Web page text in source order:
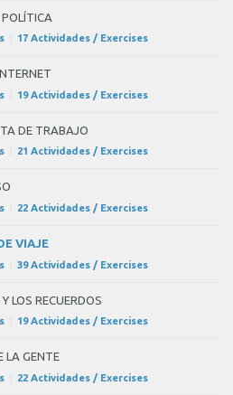
17 Actividades / Exercises
19 Actividades / Exercises
DE TRABAJO
21 Actividades / Exercises
22 Actividades / Exercises
VIAJE
39 Actividades / Exercises
LOS RECUERDOS
19 Actividades / Exercises
LA GENTE
22 Actividades / Exercises